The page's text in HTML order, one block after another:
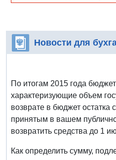
Новости для
По итогам 2015 года
характеризующие объем
возврате в бюджет
принятым в вашем
возвратить средства до 1
Как определить сумму,